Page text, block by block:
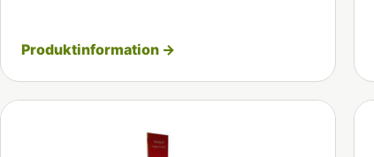
Produktinformation →